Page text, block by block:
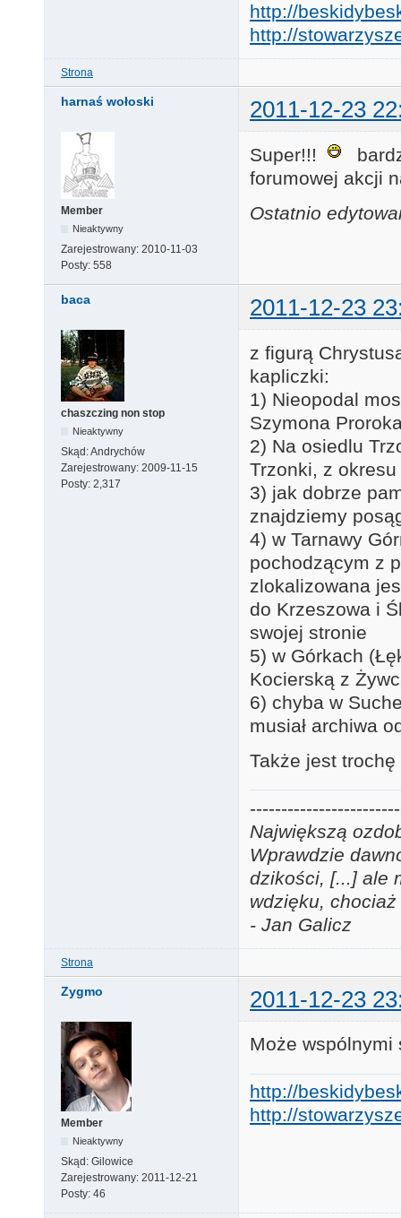
http://
http://
Strona
harnaś wołoski 2011-12-23
Member
Nieaktywny
Zarejestrowany: 2010-11-03
Posty: 558
Super!!!
forumowej akcji
Ostatnio
baca 2011-12-23
chaszczing non stop
Nieaktywny
Skąd:Andrychów
Zarejestrowany: 2009-11-15
Posty: 2,317
z figurą
kapliczki:
1) Nieopodal
Szymona
2) Na osiedlu
Trzonki, z
3) jak dobrze
znajdziemy
4) w Tarnawy
pochodzącym z
zlokalizowana
do Krzeszowa i
swojej stronie
5) w Górkach
Kocierską z
6) chyba w
musiał archiwa
Także jest
Największą
Wprawdzie
dzikości, [...] ale
wdzięku,
- Jan Galicz
Strona
Zygmo 2011-12-23
Member
Nieaktywny
Skąd: Gilowice
Zarejestrowany: 2011-12-21
Posty: 46
Może wspólnymi
http://
http://